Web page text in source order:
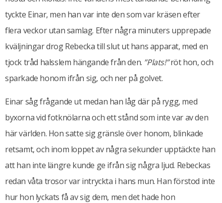
tyckte Einar, men han var inte den som var kräsen efter
flera veckor utan samlag. Efter några minuters upprepade
kväljningar drog Rebecka till slut ut hans apparat, med en
tjock tråd halsslem hängande från den. ”Plats!”röt hon, och
sparkade honom ifrån sig, och ner på golvet.
Einar såg frågande ut medan han låg där på rygg, med
byxorna vid fotknölarna och ett stånd som inte var av den
här världen. Hon satte sig gränsle över honom, blinkade
retsamt, och inom loppet av några sekunder upptäckte han
att han inte längre kunde ge ifrån sig några ljud. Rebeckas
redan våta trosor var intryckta i hans mun. Han förstod inte
hur hon lyckats få av sig dem, men det hade hon